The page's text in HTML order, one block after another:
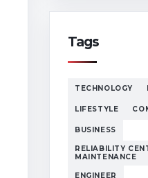
Tags
TECHNOLOGY
LIFESTYLE
BUSINESS
RELIABILITY
MAINTENANCE
ENGINEER